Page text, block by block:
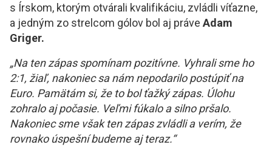
s Írskom, ktorým otvárali kvalifikáciu, zvládli víťazne,
a jedným zo strelcom gólov bol aj práve Adam
Griger.
„Na ten zápas spomínam pozitívne. Vyhrali sme ho
2:1, žiaľ, nakoniec sa nám nepodarilo postúpiť na
Euro. Pamätám si, že to bol ťažký zápas. Úlohu
zohralo aj počasie. Veľmi fúkalo a silno pršalo.
Nakoniec sme však ten zápas zvládli a verím, že
rovnako úspešní budeme aj teraz.“